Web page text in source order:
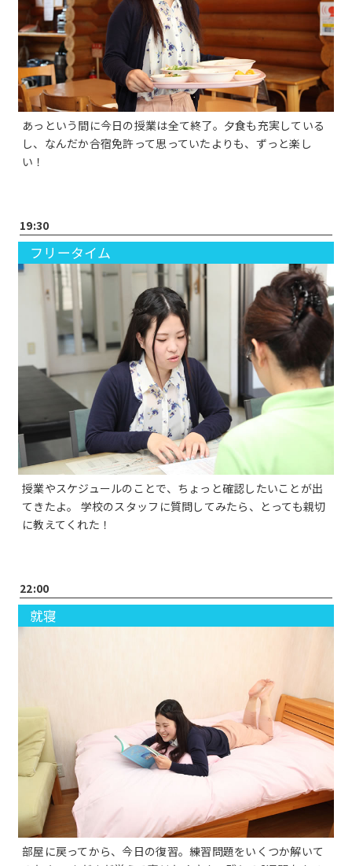
あっという間に今日の授業は全て終了。夕食も充実している
し、なんだか合宿免許って思っていたよりも、ずっと楽し
い！
19:30
フリータイム
授業やスケジュールのことで、ちょっと確認したいことが出
てきたよ。 学校のスタッフに質問してみたら、とっても親切
に教えてくれた！
22:00
就寝
部屋に戻ってから、今日の復習。練習問題をいくつか解いて